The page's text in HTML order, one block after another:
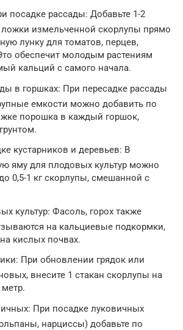
посадке рассады: Добавьте 1-2
измельченной скорлупы прямо
лунку для томатов, перцев,
обеспечит молодым растениям
кальций с самого начала.
в горшках: При пересадке рассады
емкости можно добавить по
порошка в каждый горшок,
кустарников и деревьев: В
яму для плодовых культур можно
0,5-1 кг скорлупы, смешанной с
культур: Фасоль, горох также
на кальциевые подкормки,
кислых почвах.
При обновлении грядок или
внесите 1 стакан скорлупы на
При посадке луковичных
нарциссы) добавьте по